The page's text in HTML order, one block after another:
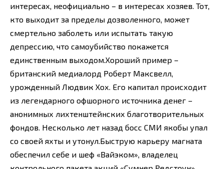
интересах, неофициально – в интересах хозяев. Тот,
кто выходит за пределы дозволенного, может
смертельно заболеть или испытать такую
депрессию, что самоубийство покажется
единственным выходом.Хороший пример –
британский медиалорд Роберт Максвелл,
урожденный Людвик Хох. Его капитал происходит
из легендарного офшорного источника денег –
анонимных лихтенштейнских благотворительных
фондов. Несколько лет назад босс СМИ якобы упал
со своей яхты и утонул.Быструю карьеру магната
обеспечил себе и шеф «Вайэком», владелец